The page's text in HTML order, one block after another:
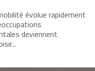
évolue rapidement
deviennent